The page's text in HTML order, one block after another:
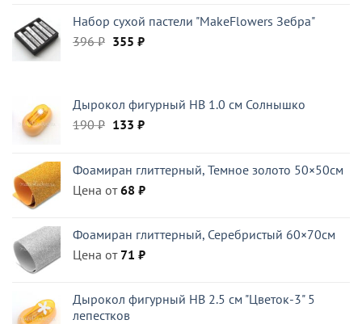
составляла
127 ₽.
108 ₽.
Набор сухой пастели "MakeFlowers Зебра"
396₽ Первоначальная
355 ₽Текущая
Дырокол фигурный HB 1.0 см Солнышко
190₽ Первоначальная
190 ₽.
133 ₽Текущая
Фоамиран глиттерный, Темное золото 50×50см
Цена от68 ₽
Фоамиран глиттерный, Серебристый 60×70см
Цена от 71 ₽
Дырокол фигурный HB 2.5 см "Цветок-3" 5
лепестков